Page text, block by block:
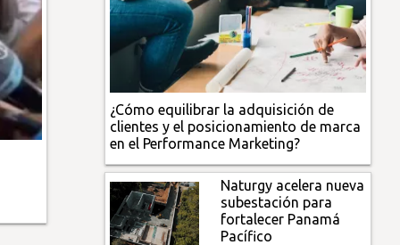
¿Cómo equilibrar la adquisición de
clientes y el posicionamiento de marca
en el Performance Marketing?
Naturgy acelera nueva
subestación para
fortalecer Panamá
Pacífico